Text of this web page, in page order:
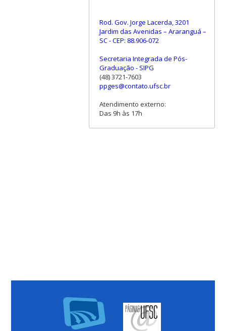
Rod. Gov. Jorge Lacerda, 3201
Jardim das Avenidas – Araranguá –
SC - CEP: 88.906-072
Secretaria Integrada de Pós-
Graduação - SIPG
(48) 3721-7603
ppges@contato.ufsc.br
Atendimento externo:
Das 9h às 17h